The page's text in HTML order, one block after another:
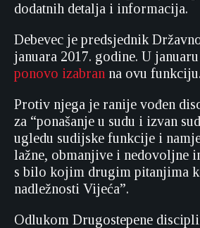
dodatnih detalja i informacija.
Debevec je predsjednik
januara 2017. godine. U
ponovo izabran na ovu funkciju.
Protiv njega je ranije vođen
za “ponašanje u sudu i izvan
ugledu sudijske funkcije i
lažne, obmanjive i nedovoljne
s bilo kojim drugim pitanjima
nadležnosti Vijeća”.
Odlukom Drugostepene